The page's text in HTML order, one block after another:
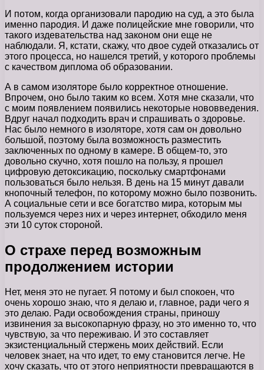
И потом, когда организовали пародию на суд, а это была
именно пародия. И даже полицейские мне говорили, что
такого издевательства над законом они еще не
наблюдали. Я, кстати, скажу, что двое судей отказались от
этого процесса, но нашелся третий, у которого проблемы
с качеством диплома об образовании.
А в самом изоляторе было корректное отношение.
Впрочем, оно было таким ко всем. Хотя мне сказали, что
с моим появлением появились некоторые нововведения.
Вдруг начал подходить врач и спрашивать о здоровье.
Нас было немного в изоляторе, хотя сам он довольно
большой, поэтому была возможность разместить
заключенных по одному в камере. В общем-то, это
довольно скучно, хотя пошло на пользу, я прошел
цифровую детоксикацию, поскольку смартфонами
пользоваться было нельзя. В день на 15 минут давали
кнопочный телефон, по которому можно было позвонить.
А социальные сети и все богатство мира, которым мы
пользуемся через них и через интернет, обходило меня
эти 10 суток стороной.
О страхе перед возможным
продолжением истории
Нет, меня это не пугает. Я потому и был спокоен, что
очень хорошо знаю, что я делаю и, главное, ради чего я
это делаю. Ради освобождения страны, приношу
извинения за высокопарную фразу, но это именно то, что
чувствую, за что переживаю. И это составляет
экзистенциальный стержень моих действий. Если
человек знает, на что идет, то ему становится легче. Не
хочу сказать, что от этого неприятности превращаются в